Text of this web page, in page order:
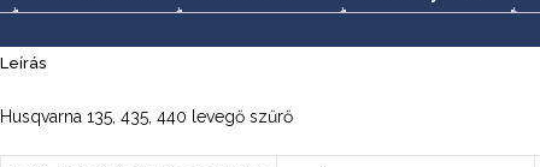
Leírás
Husqvarna 135, 435, 440 levegő szűrő